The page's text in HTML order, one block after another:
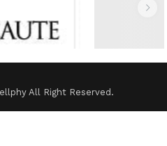
All Right Reserved.